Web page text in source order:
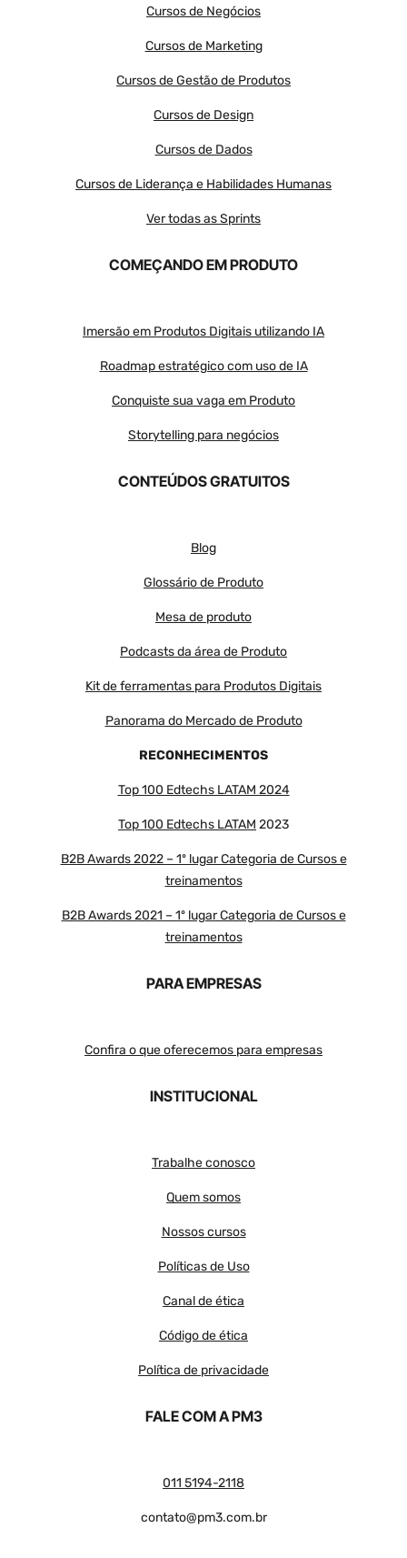
Cursos de Negócios
Cursos de Marketing
Cursos de Gestão de Produtos
Cursos de Design
Cursos de Dados
Cursos de Liderança e Habilidades Humanas
Ver todas as Sprints
COMEÇANDO EM PRODUTO
Imersão em Produtos Digitais utilizando IA
Roadmap estratégico com uso de IA
Conquiste sua vaga em Produto
Storytelling para negócios
CONTEÚDOS GRATUITOS
Blog
Glossário de Produto
Mesa de produto
Podcasts da área de Produto
Kit de ferramentas para Produtos Digitais
Panorama do Mercado de Produto
RECONHECIMENTOS
Top 100 Edtechs LATAM 2024
Top 100 Edtechs LATAM 2023
B2B Awards 2022 – 1º lugar Categoria de Cursos e
treinamentos
B2B Awards 2021 – 1º lugar Categoria de Cursos e
treinamentos
PARA EMPRESAS
Confira o que oferecemos para empresas
INSTITUCIONAL
Trabalhe conosco
Quem somos
Nossos cursos
Políticas de Uso
Canal de ética
Código de ética
Política de privacidade
FALE COM A PM3
011 5194-2118
contato@pm3.com.br